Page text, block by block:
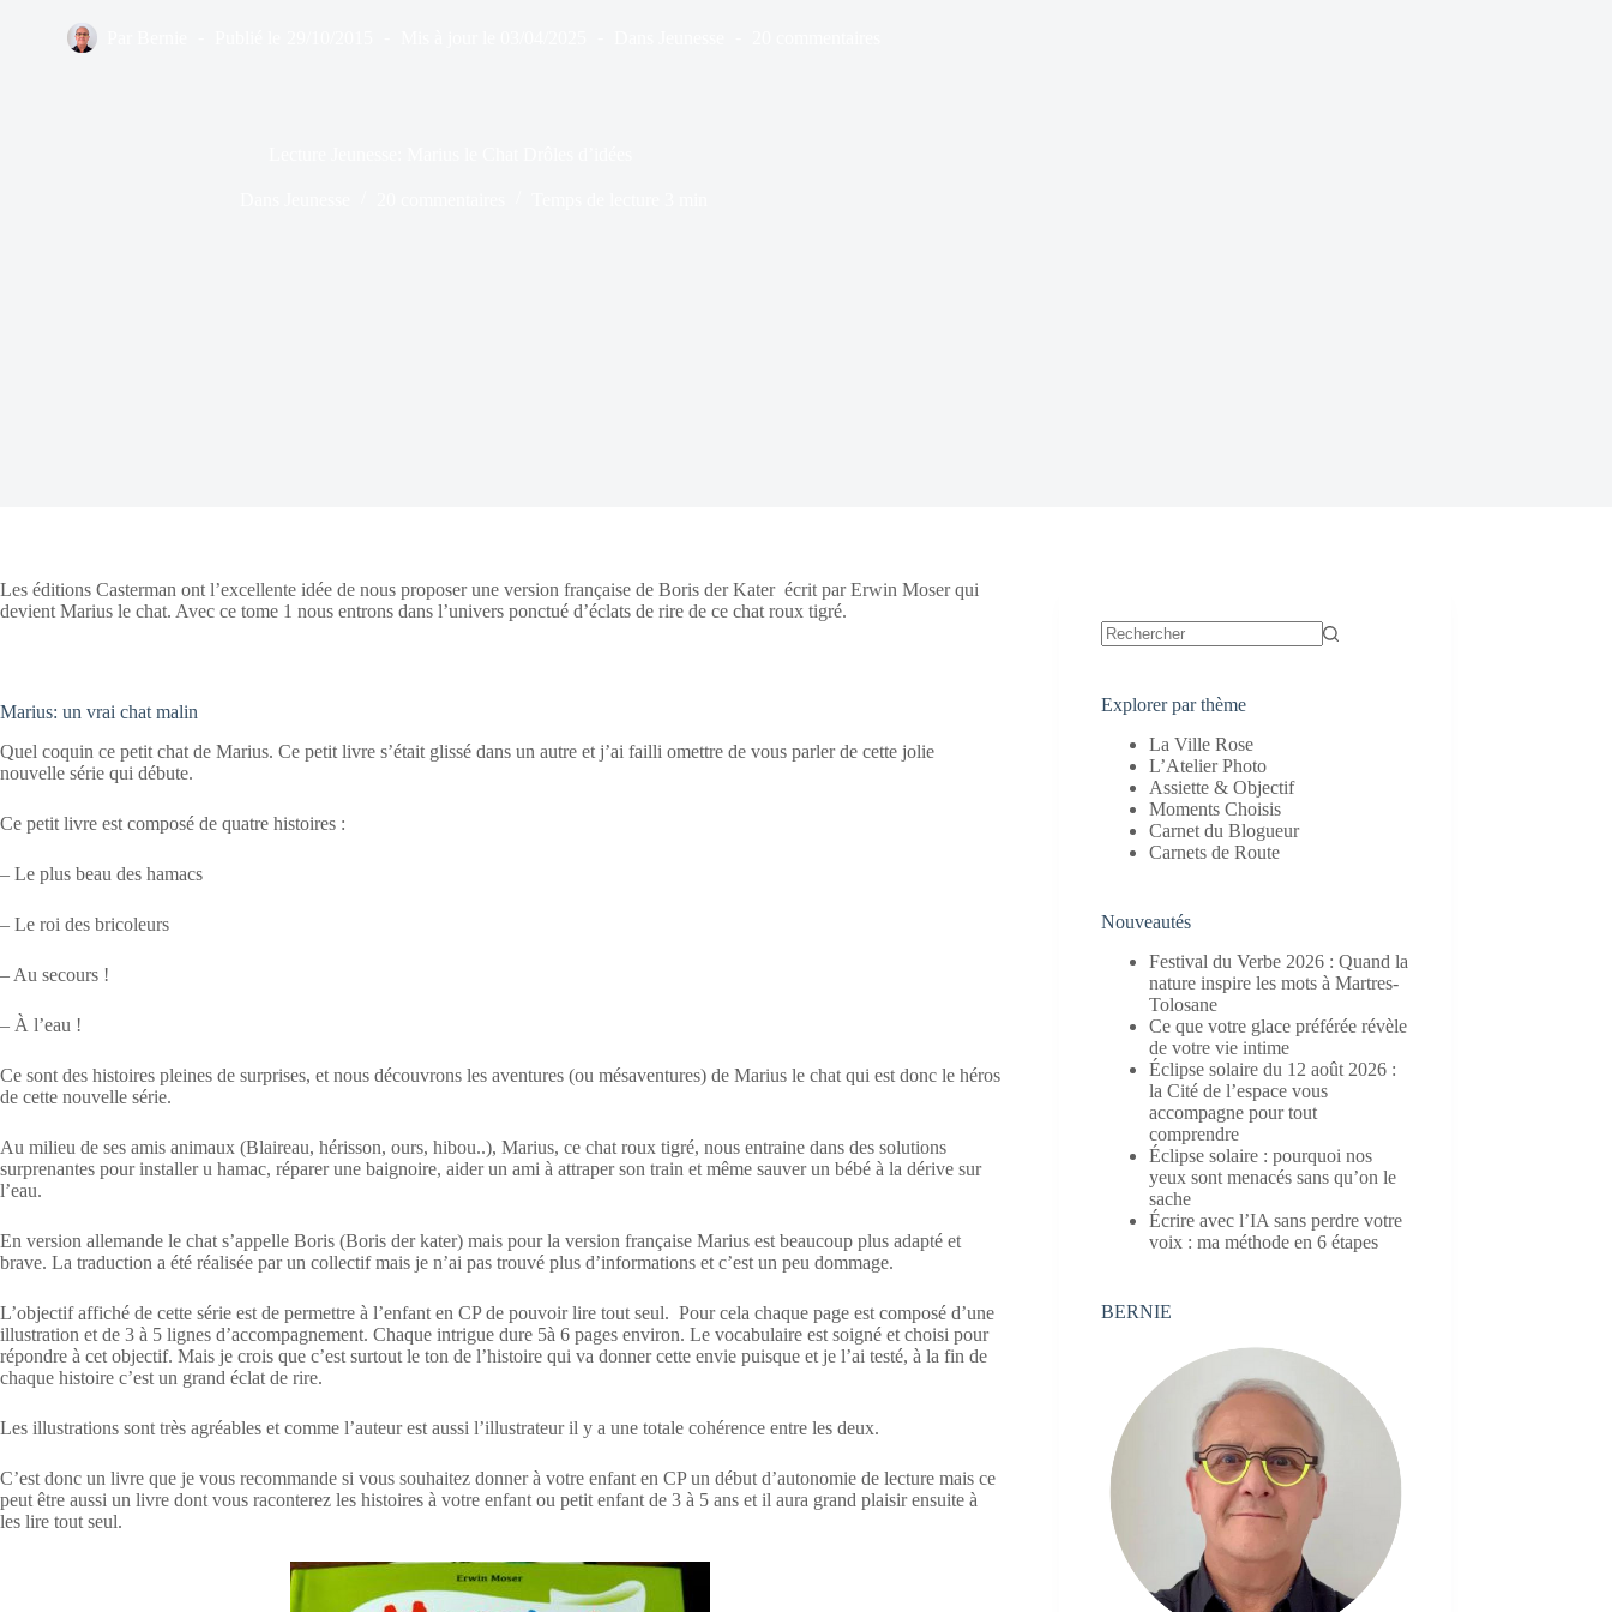
Les éditions Casterman ont l’excellente idée de nous proposer une version française de Boris der Kater écrit par Erwin Moser qui
devient Marius le chat. Avec ce tome 1 nous entrons dans l’univers ponctué d’éclats de rire de ce chat roux tigré.
Marius: un vrai chat malin
Quel coquin ce petit chat de Marius. Ce petit livre s’était glissé dans un autre et j’ai failli omettre de vous parler de cette jolie
nouvelle série qui débute.
Ce petit livre est composé de quatre histoires :
– Le plus beau des hamacs
– Le roi des bricoleurs
– Au secours !
– À l’eau !
Ce sont des histoires pleines de surprises, et nous découvrons les aventures (ou mésaventures) de Marius le chat qui est donc le héros
de cette nouvelle série.
Au milieu de ses amis animaux (Blaireau, hérisson, ours, hibou..), Marius, ce chat roux tigré, nous entraine dans des solutions
surprenantes pour installer u hamac, réparer une baignoire, aider un ami à attraper son train et même sauver un bébé à la dérive sur
l’eau.
En version allemande le chat s’appelle Boris (Boris der kater) mais pour la version française Marius est beaucoup plus adapté et
brave. La traduction a été réalisée par un collectif mais je n’ai pas trouvé plus d’informations et c’est un peu dommage.
L’objectif affiché de cette série est de permettre à l’enfant en CP de pouvoir lire tout seul. Pour cela chaque page est composé d’une
illustration et de 3 à 5 lignes d’accompagnement. Chaque intrigue dure 5à 6 pages environ. Le vocabulaire est soigné et choisi pour
répondre à cet objectif. Mais je crois que c’est surtout le ton de l’histoire qui va donner cette envie puisque et je l’ai testé, à la fin de
chaque histoire c’est un grand éclat de rire.
Les illustrations sont très agréables et comme l’auteur est aussi l’illustrateur il y a une totale cohérence entre les deux.
C’est donc un livre que je vous recommande si vous souhaitez donner à votre enfant en CP un début d’autonomie de lecture mais ce
peut être aussi un livre dont vous raconterez les histoires à votre enfant ou petit enfant de 3 à 5 ans et il aura grand plaisir ensuite à
les lire tout seul.
Explorer par thème
La Ville Rose
L’Atelier Photo
Assiette & Objectif
Moments Choisis
Carnet du Blogueur
Carnets de Route
Nouveautés
Festival du Verbe 2026 : Quand la
nature inspire les mots à Martres-
Tolosane
Ce que votre glace préférée révèle
de votre vie intime
Éclipse solaire du 12 août 2026 :
la Cité de l’espace vous
accompagne pour tout
comprendre
Éclipse solaire : pourquoi nos
yeux sont menacés sans qu’on le
sache
Écrire avec l’IA sans perdre votre
voix : ma méthode en 6 étapes
BERNIE